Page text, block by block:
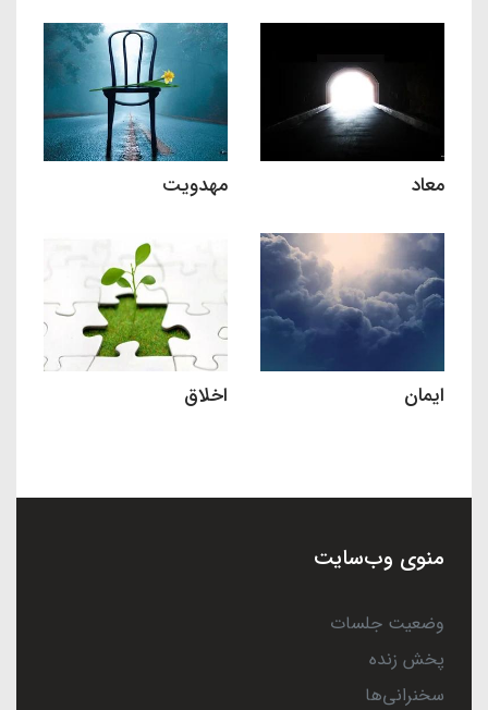
معاد مهدویت
ایمان اخلاق
منوی وب‌سایت
وضعیت جلسات
پخش زنده
سخنرانی‌ها